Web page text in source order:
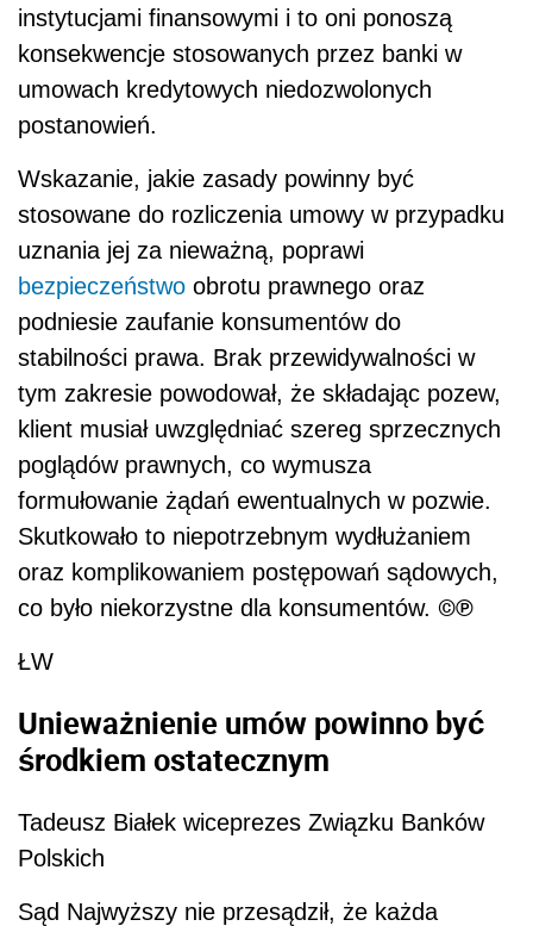
instytucjami finansowymi i to oni ponoszą
konsekwencje stosowanych przez banki w
umowach kredytowych niedozwolonych
postanowień.
Wskazanie, jakie zasady powinny być
stosowane do rozliczenia umowy w przypadku
uznania jej za nieważną, poprawi
bezpieczeństwo obrotu prawnego oraz
podniesie zaufanie konsumentów do
stabilności prawa. Brak przewidywalności w
tym zakresie powodował, że składając pozew,
klient musiał uwzględniać szereg sprzecznych
poglądów prawnych, co wymusza
formułowanie żądań ewentualnych w pozwie.
Skutkowało to niepotrzebnym wydłużaniem
oraz komplikowaniem postępowań sądowych,
co było niekorzystne dla konsumentów. ©℗
ŁW
Unieważnienie umów powinno być
środkiem ostatecznym
Tadeusz Białek wiceprezes Związku Banków
Polskich
Sąd Najwyższy nie przesądził, że każda